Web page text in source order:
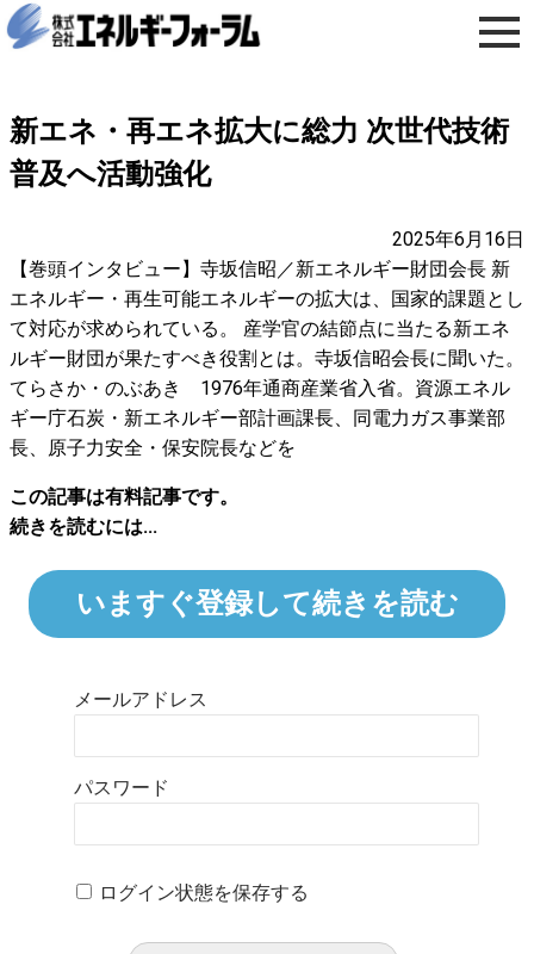
新エネ・再エネ拡大に総力 次世代技術
普及へ活動強化
2025年6月16日
【巻頭インタビュー】寺坂信昭／新エネルギー財団会長 新
エネルギー・再生可能エネルギーの拡大は、国家的課題とし
て対応が求められている。 産学官の結節点に当たる新エネ
ルギー財団が果たすべき役割とは。寺坂信昭会長に聞いた。
てらさか・のぶあき 1976年通商産業省入省。資源エネル
ギー庁石炭・新エネルギー部計画課長、同電力ガス事業部
長、原子力安全・保安院長などを
この記事は有料記事です。
続きを読むには...
いますぐ登録して続きを読む
メールアドレス
パスワード
ログイン状態を保存する